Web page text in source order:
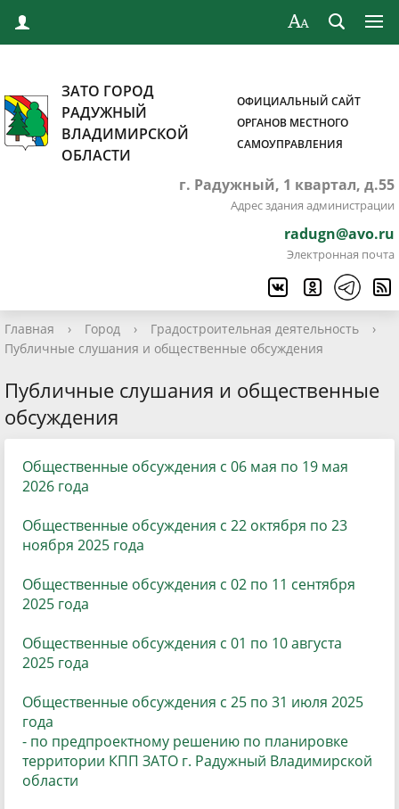
ЗАТО ГОРОД
РАДУЖНЫЙ
ВЛАДИМИРСКОЙ
ОБЛАСТИ
ОФИЦИАЛЬНЫЙ САЙТ
ОРГАНОВ МЕСТНОГО
САМОУПРАВЛЕНИЯ
г. Радужный, 1 квартал, д.55
Адрес здания администрации
radugn@avo.ru
Электронная почта
Главная › Город › Градостроительная деятельность
›
Публичные слушания и общественные обсуждения
Публичные слушания и общественные
обсуждения
Общественные обсуждения с 06 мая по 19 мая
2026 года
Общественные обсуждения с 22 октября по 23
ноября 2025 года
Общественные обсуждения с 02 по 11 сентября
2025 года
Общественные обсуждения с 01 по 10 августа
2025 года
Общественные обсуждения с 25 по 31 июля 2025
года
- по предпроектному решению по планировке
территории КПП ЗАТО г. Радужный Владимирской
области